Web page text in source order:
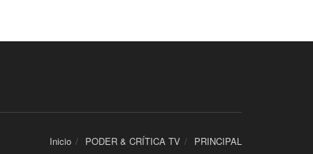
Inicio PODER & CRÍTICA TV PRINCIPAL